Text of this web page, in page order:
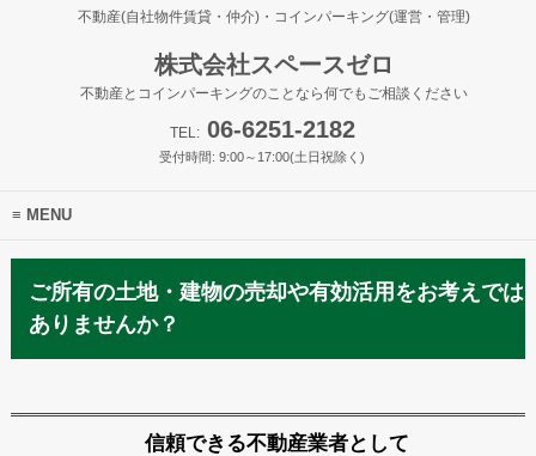
不動産(自社物件賃貸・仲介)・コインパーキング(運営・管理)
株式会社スペースゼロ
不動産とコインパーキングのことなら何でもご相談ください
TEL:06-6251-2182
受付時間: 9:00～17:00(土日祝除く)
MENU
ご所有の土地・建物の売却や有効活用をお考えでは
ありませんか？
信頼できる不動産業者として